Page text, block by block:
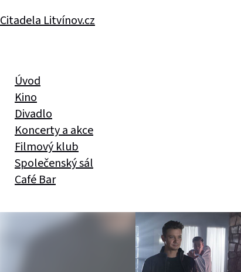
Citadela Litvínov.cz
Úvod
Kino
Divadlo
Koncerty a akce
Filmový klub
Společenský sál
Café Bar